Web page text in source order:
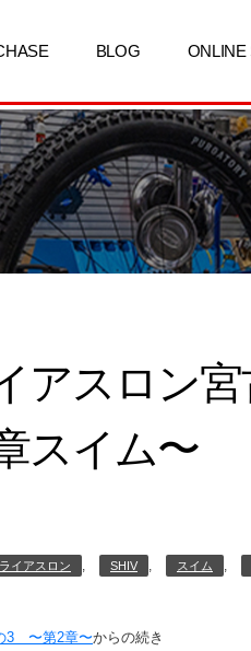
BLOG ONLINE
アスロン
イム〜
イアスロン , SHIV , スイム ,
3 〜第2章〜からの続き